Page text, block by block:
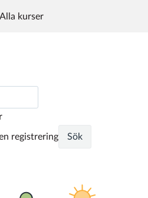
Alla kurser
registrering Sök